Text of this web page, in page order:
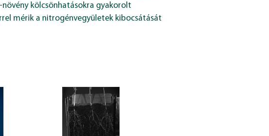
kölcsönhatásokra gyakorolt
mérik a nitrogénvegyületek kibocsátását